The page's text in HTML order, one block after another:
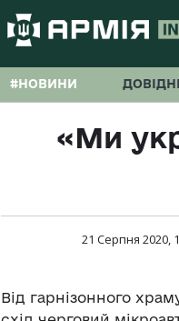
#НОВИНИ
«Ми
21 Серпня 2020,
Від гарнізонного